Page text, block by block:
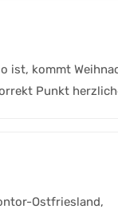
ist, kommt
Punkt
Ostfriesland,